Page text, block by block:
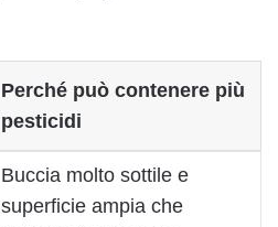
Perché può contenere più
pesticidi
Buccia molto sottile e
superficie ampia che